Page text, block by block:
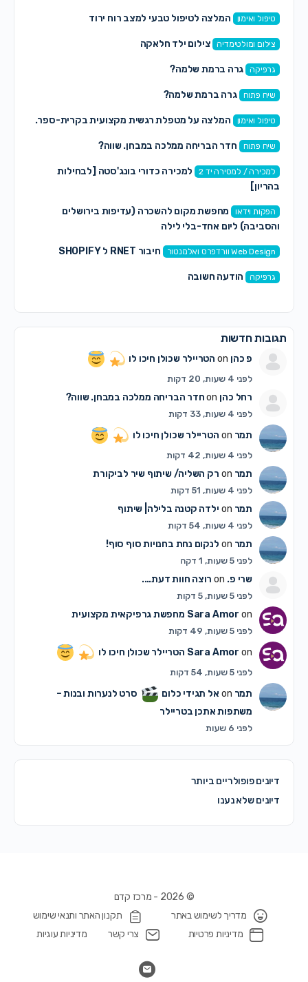
טיפול ואימון המלצה לטיפול טבעי למצב רוח ירוד
צילום ומולטימדיה צילום ילד חלאקה
גרפיקה גרה ברמת שלמה?
שיח פתוח גרה ברמת שלמה?
טיפול ואימון המלצה על מטפלת רגשית מקצועית בקרית-ספר.
שיח פתוח חדר הבריחה ממלכה במבחן. שווה?
למכירה / למסירה יד 2
למכירה כדורי בונג'סטה [לבחילות
בהריון]
הפקות וידאו
מחפשת מקום להשכרה (עדיפות בירושלים
והסביבה) ליום אחד-בלי לילה
Web Design וורדפרס ואלמנטור חיבור RNET ל SHOPIFY
גרפיקה הודעה חשובה
תגובות חדשות
פ כהןon הטריילר שכולן חיכו לו
לפני 4 שעות, 20 דקות
רחל כהןon חדר הבריחה ממלכה במבחן. שווה?
לפני 4 שעות, 33 דקות
תמר הטריילר שכולן חיכו לו
לפני 4 שעות, 42 דקות
תמר רק השליה/ שיתוף שיר לביקורת
לפני 4 שעות, 51 דקות
תמר ילדה קטנה בלילה| שיתוף
לפני 4 שעות, 54 דקות
תמר לנקום נחת בחנויות סוף סוף!
לפני 5 שעות, 1 דקה
שרי פ.on רוצה חוות דעת….
לפני 5 שעות, 5 דקות
Sara Amor on מחפשת גרפיקאית מקצועית
לפני 5 שעות, 49 דקות
Sara Amor on הטריילר שכולן חיכו לו
לפני 5 שעות, 54 דקות
תמר אל תגידי כלום
סרט לנערות ובנות –
משתפות אתכן בטריילר
לפני 6 שעות
דיונים פופולריים ביותר
דיונים שלא נענו
© 2026 - מרכז קדם
מדריך לשימוש באתר
תקנון האתר ותנאי שימוש
מדיניות פרטיות
צרי קשר מדיניות עוגיות